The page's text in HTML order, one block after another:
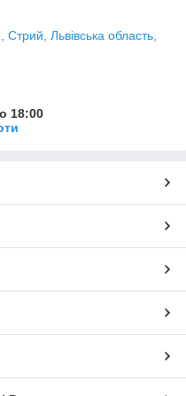
Львівська область,
18:00